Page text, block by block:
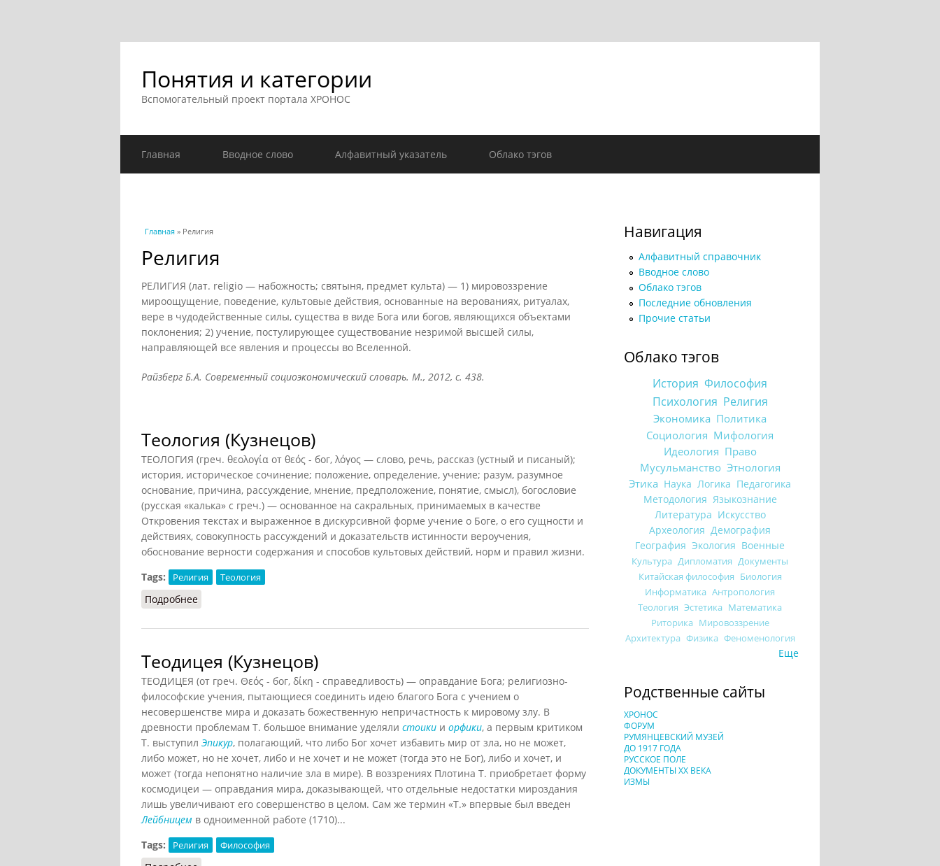
Понятия и категории
Вспомогательный проект портала ХРОНОС
Главная Вводное слово Алфавитный указатель Облако тэгов
Вы здесь
Главная » Религия
Религия
РЕЛИГИЯ (лат. religio — набожность; святыня, предмет культа) — 1) мировоззрение
мироощущение, поведение, культовые действия, основанные на верованиях, ритуалах,
вере в чудодейственные силы, существа в виде Бога или богов, являющихся объектами
поклонения; 2) учение, постулирующее существование незримой высшей силы,
направляющей все явления и процессы во Вселенной.
Райзберг Б.А. Современный социоэкономический словарь. М., 2012, с. 438.
Теология (Кузнецов)
ТЕОЛОГИЯ (греч. θεολογία от θεός - бог, λόγος — слово, речь, рассказ (устный и писаный);
история, историческое сочинение; положение, определение, учение; разум, разумное
основание, причина, рассуждение, мнение, предположение, понятие, смысл), богословие
(русская «калька» с греч.) — основанное на сакральных, принимаемых в качестве
Откровения текстах и выраженное в дискурсивной форме учение о Боге, о его сущности и
действиях, совокупность рассуждений и доказательств истинности вероучения,
обоснование верности содержания и способов культовых действий, норм и правил жизни.
Tags:
Религия Теология
Подробнее
Теодицея (Кузнецов)
ТЕОДИЦЕЯ (от греч. Θεός - бог, δίκη - справедливость) — оправдание Бога; религиозно-
философские учения, пытающиеся соединить идею благого Бога с учением о
несовершенстве мира и доказать божественную непричастность к мировому злу. В
древности проблемам Т. большое внимание уделяли стоики и орфики, а первым критиком
Т. выступил Эпикур, полагающий, что либо Бог хочет избавить мир от зла, но не может,
либо может, но не хочет, либо и не хочет и не может (тогда это не Бог), либо и хочет, и
может (тогда непонятно наличие зла в мире). В воззрениях Плотина Т. приобретает форму
космодицеи — оправдания мира, доказывающей, что отдельные недостатки мироздания
лишь увеличивают его совершенство в целом. Сам же термин «Т.» впервые был введен
Лейбницем в одноименной работе (1710)...
Tags:
Религия Философия
Навигация
Алфавитный справочник
Вводное слово
Облако тэгов
Последние обновления
Прочие статьи
Облако тэгов
История Философия
Психология Религия
Экономика Политика
Социология Мифология
Идеология Право
Мусульманство Этнология
Этика Наука Логика Педагогика
Методология Языкознание
Литература Искусство
Археология Демография
География Экология Военные
Культура Дипломатия Документы
Китайская философия Биология
Информатика Антропология
Теология Эстетика Математика
Риторика Мировоззрение
Архитектура Физика Феноменология
Еще
Родственные сайты
ХРОНОС
ФОРУМ
РУМЯНЦЕВСКИЙ МУЗЕЙ
ДО 1917 ГОДА
РУССКОЕ ПОЛЕ
ДОКУМЕНТЫ XX ВЕКА
ИЗМЫ